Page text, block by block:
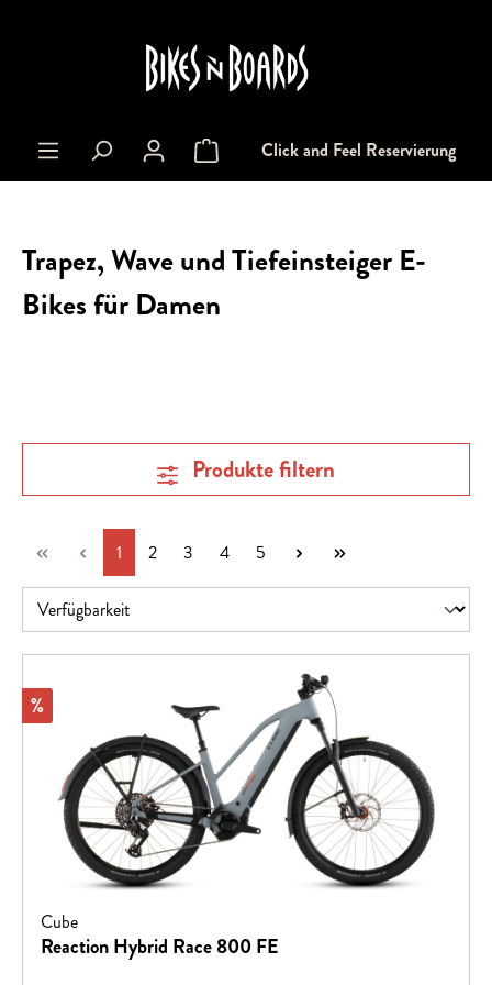
Warenkorb enthält 0 Positionen. Der
Click and Feel Reservierung
Trapez, Wave und Tiefeinsteiger E-
Bikes für Damen
Produkte filtern
Seite
1 Seite
2 Seite
3 Seite
4 Seite
5
Rabatt
%
Cube
Reaction Hybrid Race 800 FE